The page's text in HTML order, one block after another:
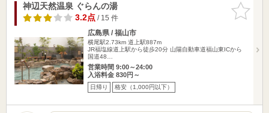
お気に入
りに追加
神辺天然温泉 ぐらんの湯
3.2点/ 15 件
広島県 / 福山市
横尾駅2.73km 道上駅887m
JR福塩線道上駅から徒歩20分 山陽自動車道福山東ICから
国道48…
営業時間 9:00～24:00
入浴料金 830円～
日帰り 格安（1,000円以下）